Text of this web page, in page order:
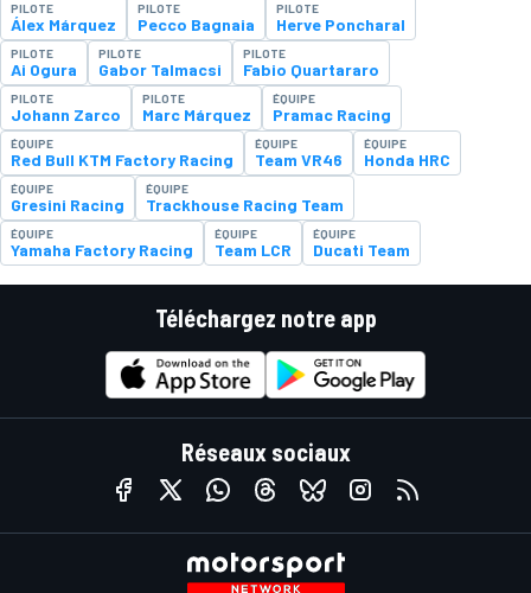
PILOTE
Álex Márquez
PILOTE
Pecco Bagnaia
PILOTE
Herve Poncharal
PILOTE
Ai Ogura
PILOTE
Gabor Talmacsi
PILOTE
Fabio Quartararo
PILOTE
Johann Zarco
PILOTE
Marc Márquez
ÉQUIPE
Pramac Racing
ÉQUIPE
Red Bull KTM Factory Racing
ÉQUIPE
Team VR46
ÉQUIPE
Honda HRC
ÉQUIPE
Gresini Racing
ÉQUIPE
Trackhouse Racing Team
ÉQUIPE
Yamaha Factory Racing
ÉQUIPE
Team LCR
ÉQUIPE
Ducati Team
Téléchargez notre app
Réseaux sociaux